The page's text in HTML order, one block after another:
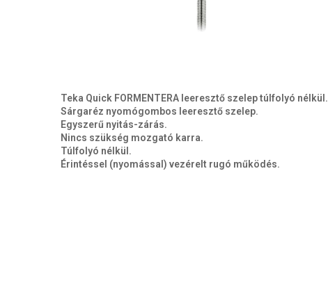
Teka Quick FORMENTERA leeresztő szelep túlfolyó nélkül.
Sárgaréz nyomógombos leeresztő szelep.
Egyszerű nyitás-zárás.
Nincs szükség mozgató karra.
Túlfolyó nélkül.
Érintéssel (nyomással) vezérelt rugó működés.